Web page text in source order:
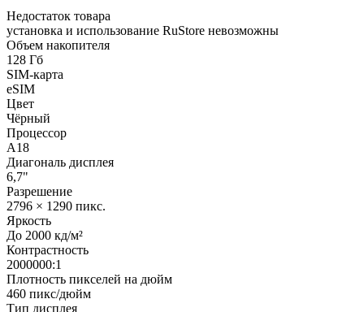
Недостаток товара
установка и использование RuStore невозможны
Объем накопителя
128 Гб
SIM-карта
eSIM
Цвет
Чёрный
Процессор
A18
Диагональ дисплея
6,7"
Разрешение
2796 × 1290 пикс.
Яркость
До 2000 кд/м²
Контрастность
2000000:1
Плотность пикселей на дюйм
460 пикс/дюйм
Тип дисплея